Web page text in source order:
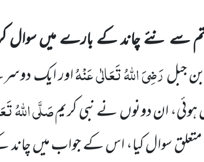
سے نئے چاند کے بارے میں
جبلرَضِیَ اللہُ تَعَالٰی عَنْہُاور ایک
ان دونوں نے نبی کریمصَلَّی اللہُ
سوال کیا، اس کے جواب میں چاند